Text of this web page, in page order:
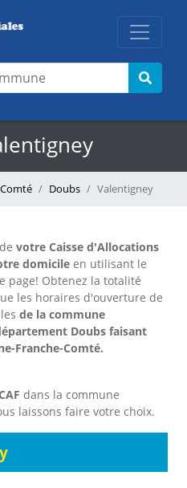
Doubs Valentigney
de votre Caisse d'Allocations
domicile en utilisant le
page! Obtenez la totalité
les horaires d'ouverture de
de la commune
Doubs faisant
Franche-Comté.
dans la commune
laissons faire votre choix.